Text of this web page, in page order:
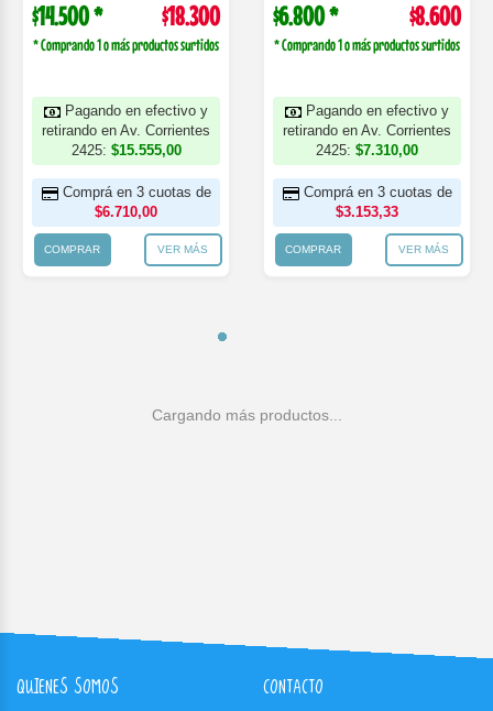
$14.500 * $18.300
* Comprando 1 o más productos surtidos
Pagando en efectivo y
retirando en Av. Corrientes
2425: $15.555,00
Comprá en 3 cuotas de
$6.710,00
COMPRAR VER MÁS
$6.800 * $8.600
* Comprando 1 o más productos surtidos
Pagando en efectivo y
retirando en Av. Corrientes
2425: $7.310,00
Comprá en 3 cuotas de
$3.153,33
COMPRAR VER MÁS
info@americastore.com.ar
| WhatsApp: